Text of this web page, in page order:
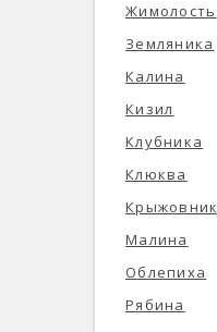
Жимолость
Земляника
Калина
Кизил
Клубника
Клюква
Крыжовник
Малина
Облепиха
Рябина